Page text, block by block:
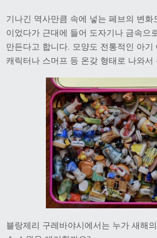
기나긴 역사만큼 속에 넣는 페브의 변화
이었다가 근대에 들어 도자기나 금속으
만든다고 합니다
모양도 전통적인 아기
캐릭터나 스머프 등 온갖 형태로 나와서
블랑제리 구레바야시에서는 누가 새해